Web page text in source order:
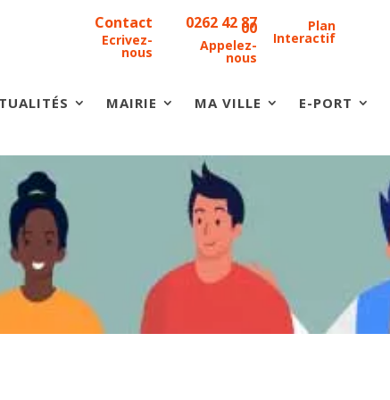
Contact
Ecrivez-
nous
0262 42 87
00
Appelez-
nous
Plan
Interactif
MAIRIE MA VILLE E-PORT